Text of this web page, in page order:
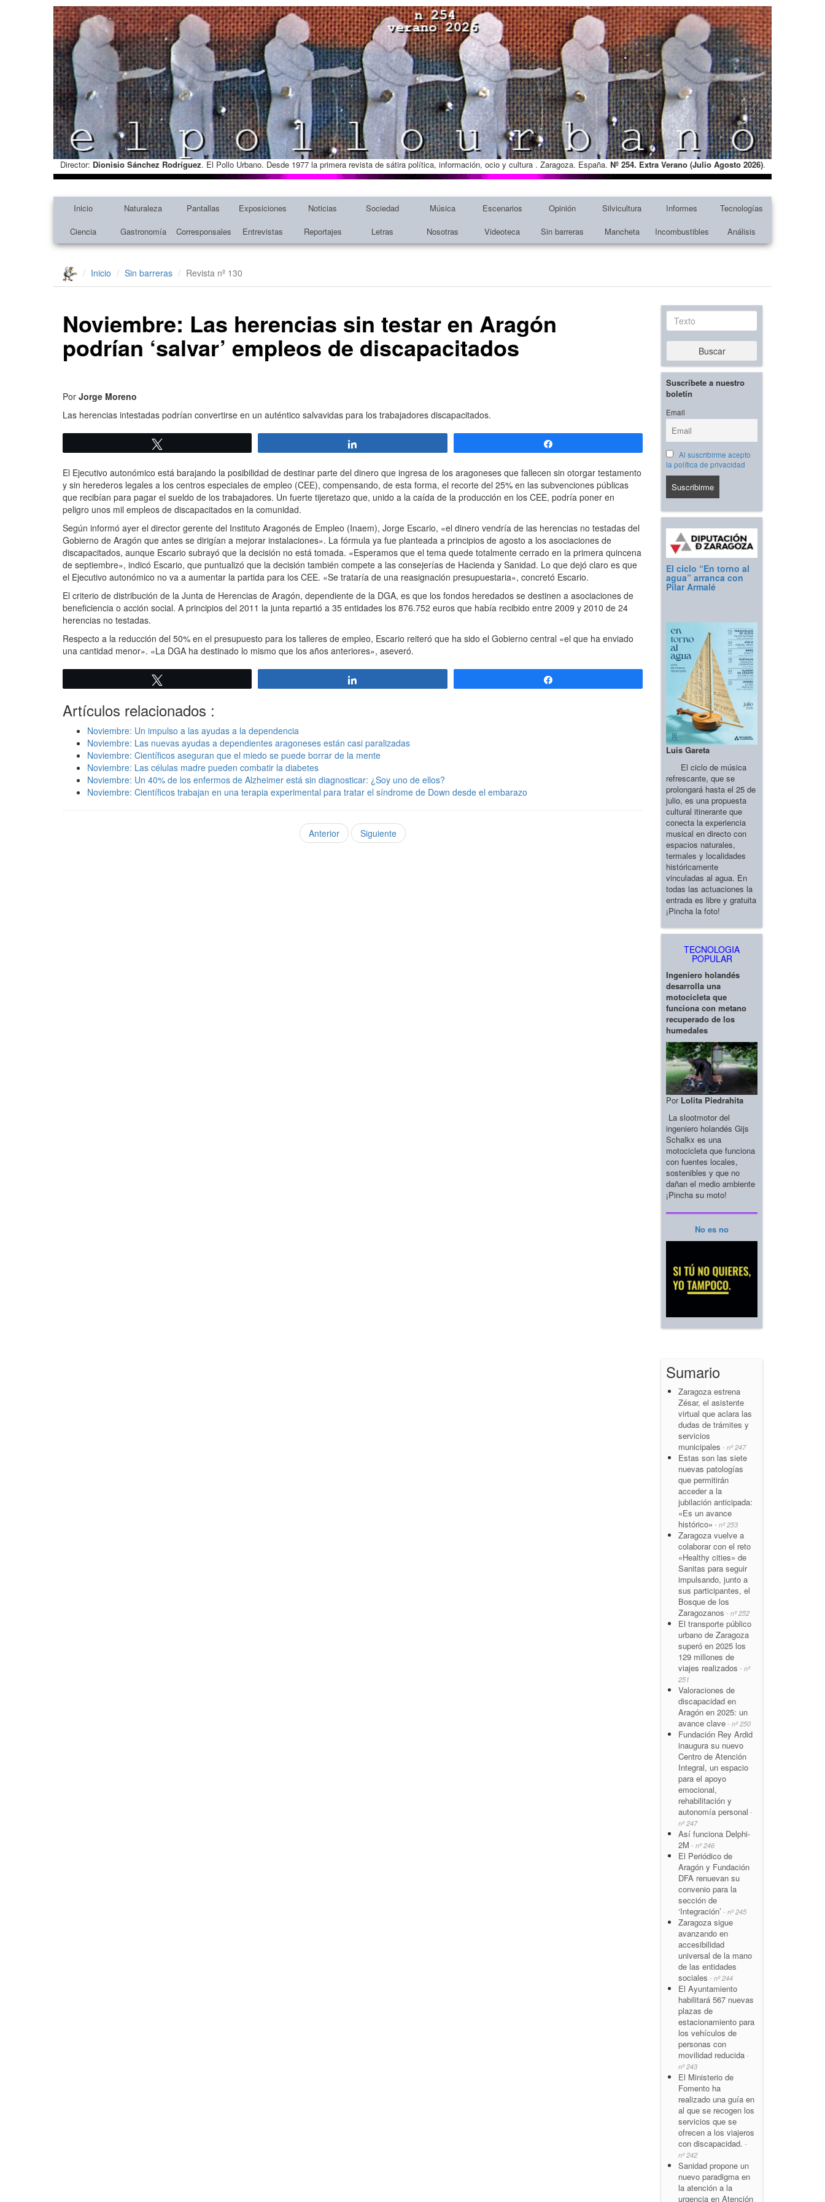
Director: Dionisio Sánchez Rodríguez. El Pollo Urbano. Desde 1977 la primera revista de sátira política, información, ocio y cultura . Zaragoza. España. Nº 254. Extra Verano (Julio Agosto 2026).
Inicio Naturaleza Pantallas Exposiciones Noticias Sociedad Música Escenarios Opinión Silvicultura Informes
Tecnologías
Ciencia
Gastronomía Corresponsales Entrevistas Reportajes Letras Nosotras Videoteca Sin barreras Mancheta Incombustibles Análisis
Inicio Sin barreras Revista nº 130
Noviembre: Las herencias sin testar en Aragón
podrían ‘salvar’ empleos de discapacitados
Por Jorge Moreno
Las herencias intestadas podrían convertirse en un auténtico salvavidas para los trabajadores discapacitados.
El Ejecutivo autonómico está barajando la posibilidad de destinar parte del dinero que ingresa de los aragoneses que fallecen sin otorgar testamento
y sin herederos legales a los centros especiales de empleo (CEE), compensando, de esta forma, el recorte del 25% en las subvenciones públicas
que recibían para pagar el sueldo de los trabajadores. Un fuerte tijeretazo que, unido a la caída de la producción en los CEE, podría poner en
peligro unos mil empleos de discapacitados en la comunidad.
Según informó ayer el director gerente del Instituto Aragonés de Empleo (Inaem), Jorge Escario, «el dinero vendría de las herencias no testadas del
Gobierno de Aragón que antes se dirigían a mejorar instalaciones». La fórmula ya fue planteada a principios de agosto a los asociaciones de
discapacitados, aunque Escario subrayó que la decisión no está tomada. «Esperamos que el tema quede totalmente cerrado en la primera quincena
de septiembre», indicó Escario, que puntualizó que la decisión también compete a las consejerías de Hacienda y Sanidad. Lo que dejó claro es que
el Ejecutivo autonómico no va a aumentar la partida para los CEE. «Se trataría de una reasignación presupuestaria», concretó Escario.
El criterio de distribución de la Junta de Herencias de Aragón, dependiente de la DGA, es que los fondos heredados se destinen a asociaciones de
beneficiencia o acción social. A principios del 2011 la junta repartió a 35 entidades los 876.752 euros que había recibido entre 2009 y 2010 de 24
herencias no testadas.
Respecto a la reducción del 50% en el presupuesto para los talleres de empleo, Escario reiteró que ha sido el Gobierno central «el que ha enviado
una cantidad menor». «La DGA ha destinado lo mismo que los años anteriores», aseveró.
Artículos relacionados :
Noviembre: Un impulso a las ayudas a la dependencia
Noviembre: Las nuevas ayudas a dependientes aragoneses están casi paralizadas
Noviembre: Científicos aseguran que el miedo se puede borrar de la mente
Noviembre: Las células madre pueden combatir la diabetes
Noviembre: Un 40% de los enfermos de Alzheimer está sin diagnosticar: ¿Soy uno de ellos?
Noviembre: Científicos trabajan en una terapia experimental para tratar el síndrome de Down desde el embarazo
Anterior Siguiente
Texto
Buscar
Suscríbete a nuestro
boletín
Email
Al suscribirme acepto
la política de privacidad
El ciclo “En torno al
agua” arranca con
Pilar Armalé
Luis Gareta
El ciclo de música
refrescante, que se
prolongará hasta el 25 de
julio, es una propuesta
cultural itinerante que
conecta la experiencia
musical en directo con
espacios naturales,
termales y localidades
históricamente
vinculadas al agua. En
todas las actuaciones la
entrada es libre y gratuita
¡Pincha la foto!
TECNOLOGIA
POPULAR
Ingeniero holandés
desarrolla una
motocicleta que
funciona con metano
recuperado de los
humedales
Por Lolita Piedrahita
La slootmotor del
ingeniero holandés Gijs
Schalkx es una
motocicleta que funciona
con fuentes locales,
sostenibles y que no
dañan el medio ambiente
¡Pincha su moto!
No es no
Sumario
Zaragoza estrena
Zésar, el asistente
virtual que aclara las
dudas de trámites y
servicios
municipales - nº 247
Estas son las siete
nuevas patologías
que permitirán
acceder a la
jubilación anticipada:
«Es un avance
histórico» - nº 253
Zaragoza vuelve a
colaborar con el reto
«Healthy cities» de
Sanitas para seguir
impulsando, junto a
sus participantes, el
Bosque de los
Zaragozanos - nº 252
El transporte público
urbano de Zaragoza
superó en 2025 los
129 millones de
viajes realizados - nº
251
Valoraciones de
discapacidad en
Aragón en 2025: un
avance clave - nº 250
Fundación Rey Ardid
inaugura su nuevo
Centro de Atención
Integral, un espacio
para el apoyo
emocional,
rehabilitación y
autonomía personal -
nº 247
Así funciona Delphi-
2M - nº 246
El Periódico de
Aragón y Fundación
DFA renuevan su
convenio para la
sección de
‘Integración’ - nº 245
Zaragoza sigue
avanzando en
accesibilidad
universal de la mano
de las entidades
sociales - nº 244
El Ayuntamiento
habilitará 567 nuevas
plazas de
estacionamiento para
los vehículos de
personas con
movilidad reducida -
nº 243
El Ministerio de
Fomento ha
realizado una guía en
al que se recogen los
servicios que se
ofrecen a los viajeros
con discapacidad. -
nº 242
Sanidad propone un
nuevo paradigma en
la atención a la
urgencia en Atención